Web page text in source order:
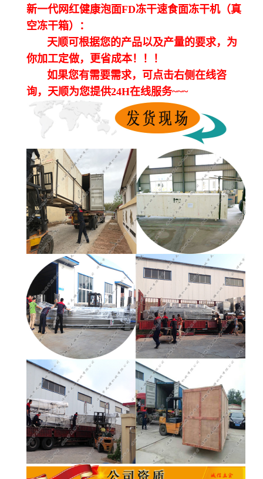
新一代网红健康泡面FD冻干速食面冻干机（真
空冻干箱）：
天顺可根据您的产品以及产量的要求，为
你加工定做，更省成本！！！
如果您有需要需求，可点击右侧在线咨
询，天顺为您提供24H在线服务~~~